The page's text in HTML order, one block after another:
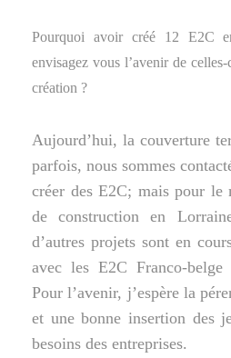
Pourquoi avoir créé 12 E2C
envisagez vous l’avenir de
création ?
Aujourd’hui, la couverture
parfois, nous sommes
créer des E2C; mais pour le
de construction en
d’autres projets sont en
avec les E2C Franco-belge
Pour l’avenir, j’espère la
et une bonne insertion des
besoins des entreprises.